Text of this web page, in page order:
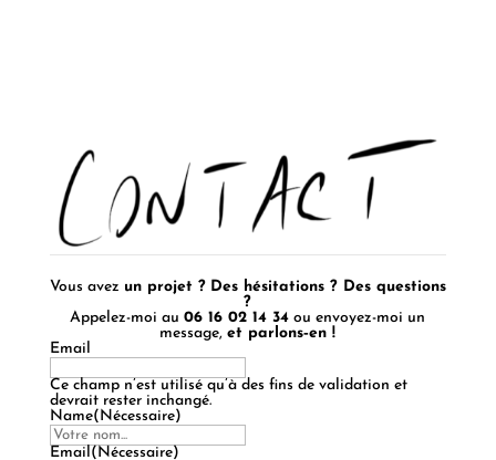
Vous avez un projet ? Des hésitations ? Des questions
?
Appelez-moi au06 16 02 14 34 ou envoyez-moi un
message,et parlons‑en !
Email
Ce champ n’est utilisé qu’à des fins de validation et
devrait rester inchangé.
Name(Nécessaire)
Prénom
Email(Nécessaire)